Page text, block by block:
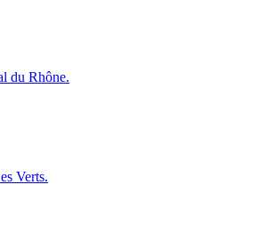
du Rhône.
Verts.